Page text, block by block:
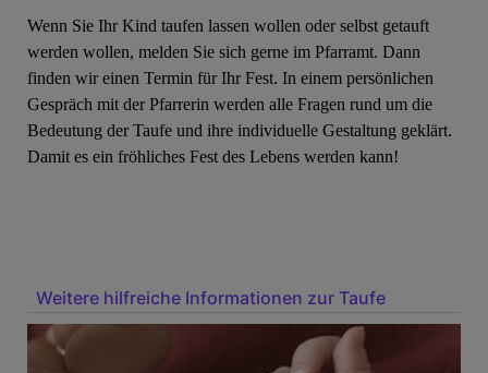
Wenn Sie Ihr Kind taufen lassen wollen oder selbst getauft
werden wollen, melden Sie sich gerne im Pfarramt. Dann
finden wir einen Termin für Ihr Fest. In einem persönlichen
Gespräch mit der Pfarrerin werden alle Fragen rund um die
Bedeutung der Taufe und ihre individuelle Gestaltung geklärt.
Damit es ein fröhliches Fest des Lebens werden kann!
Weitere hilfreiche Informationen zur Taufe